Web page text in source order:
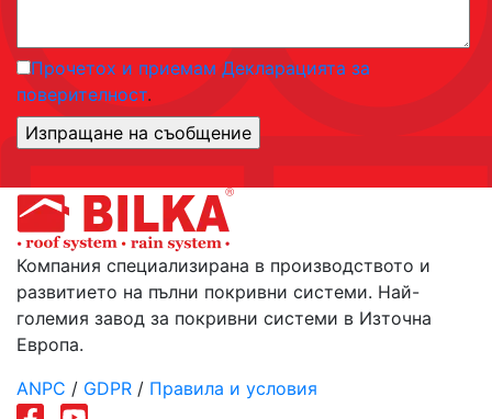
Прочетох и приемам Декларацията за
поверителност.
Компания специализирана в производството и
развитието на пълни покривни системи. Най-
големия завод за покривни системи в Източна
Европа.
ANPC / GDPR / Правила и условия